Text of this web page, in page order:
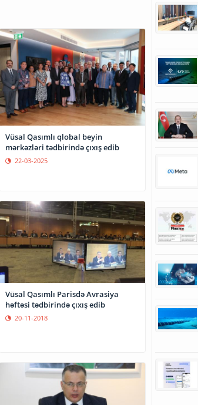
Vüsal Qasımlı qlobal beyin
mərkəzləri tədbirində çıxış edib
22-03-2025
Vüsal Qasımlı Parisdə Avrasiya
həftəsi tədbirində çıxış edib
20-11-2018